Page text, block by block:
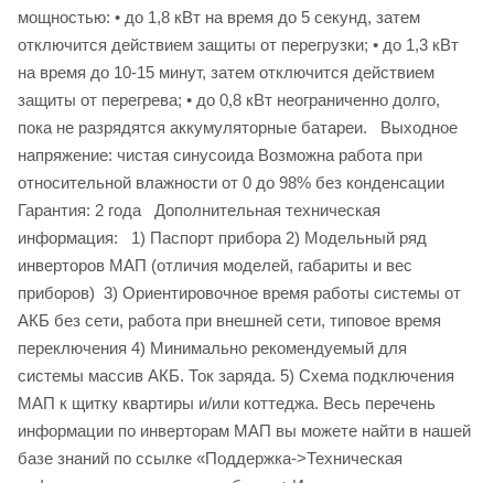
мощностью: • до 1,8 кВт на время до 5 секунд, затем
отключится действием защиты от перегрузки; • до 1,3 кВт
на время до 10-15 минут, затем отключится действием
защиты от перегрева; • до 0,8 кВт неограниченно долго,
пока не разрядятся аккумуляторные батареи. Выходное
напряжение: чистая синусоида Возможна работа при
относительной влажности от 0 до 98% без конденсации
Гарантия: 2 года Дополнительная техническая
информация: 1) Паспорт прибора 2) Модельный ряд
инверторов МАП (отличия моделей, габариты и вес
приборов) 3) Ориентировочное время работы системы от
АКБ без сети, работа при внешней сети, типовое время
переключения 4) Минимально рекомендуемый для
системы массив АКБ. Ток заряда. 5) Схема подключения
МАП к щитку квартиры и/или коттеджа. Весь перечень
информации по инверторам МАП вы можете найти в нашей
базе знаний по ссылке «Поддержка->Техническая